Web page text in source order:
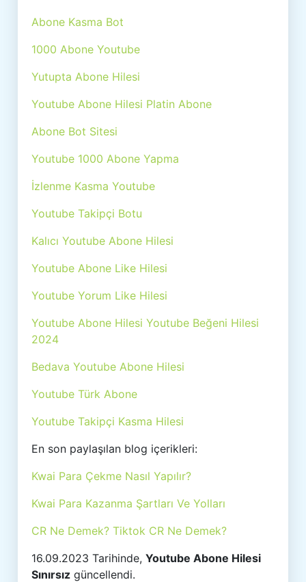
Abone Kasma Bot
1000 Abone Youtube
Yutupta Abone Hilesi
Youtube Abone Hilesi Platin Abone
Abone Bot Sitesi
Youtube 1000 Abone Yapma
İzlenme Kasma Youtube
Youtube Takipçi Botu
Kalıcı Youtube Abone Hilesi
Youtube Abone Like Hilesi
Youtube Yorum Like Hilesi
Youtube Abone Hilesi Youtube Beğeni Hilesi
2024
Bedava Youtube Abone Hilesi
Youtube Türk Abone
Youtube Takipçi Kasma Hilesi
En son paylaşılan blog içerikleri:
Kwai Para Çekme Nasıl Yapılır?
Kwai Para Kazanma Şartları Ve Yolları
CR Ne Demek? Tiktok CR Ne Demek?
16.09.2023 Tarihinde,Youtube Abone Hilesi
Sınırsız güncellendi.